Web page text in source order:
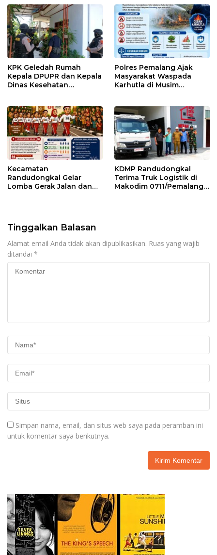
KPK Geledah Rumah
Kepala DPUPR dan Kepala
Dinas Kesehatan
Polres Pemalang Ajak
Masyarakat Waspada
Karhutla di Musim
Kecamatan
Randudongkal Gelar
Lomba Gerak Jalan dan
KDMP Randudongkal
Terima Truk Logistik di
Makodim 0711/Pemalang
Tinggalkan Balasan
Alamat email Anda tidak akan dipublikasikan. Ruas yang wajib
ditandai *
Simpan nama, email, dan situs web saya pada peramban ini
untuk komentar saya berikutnya.